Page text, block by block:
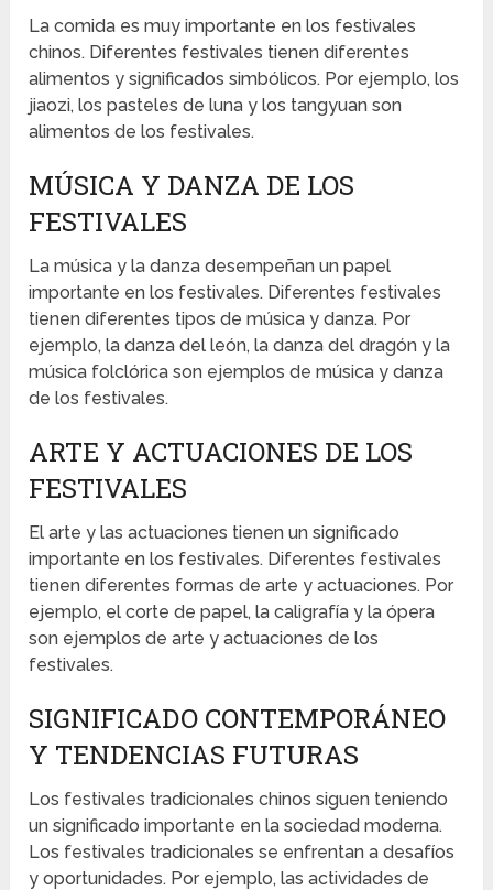
La comida es muy importante en los festivales
chinos. Diferentes festivales tienen diferentes
alimentos y significados simbólicos. Por ejemplo, los
jiaozi, los pasteles de luna y los tangyuan son
alimentos de los festivales.
MÚSICA Y DANZA DE LOS
FESTIVALES
La música y la danza desempeñan un papel
importante en los festivales. Diferentes festivales
tienen diferentes tipos de música y danza. Por
ejemplo, la danza del león, la danza del dragón y la
música folclórica son ejemplos de música y danza
de los festivales.
ARTE Y ACTUACIONES DE LOS
FESTIVALES
El arte y las actuaciones tienen un significado
importante en los festivales. Diferentes festivales
tienen diferentes formas de arte y actuaciones. Por
ejemplo, el corte de papel, la caligrafía y la ópera
son ejemplos de arte y actuaciones de los
festivales.
SIGNIFICADO CONTEMPORÁNEO
Y TENDENCIAS FUTURAS
Los festivales tradicionales chinos siguen teniendo
un significado importante en la sociedad moderna.
Los festivales tradicionales se enfrentan a desafíos
y oportunidades. Por ejemplo, las actividades de